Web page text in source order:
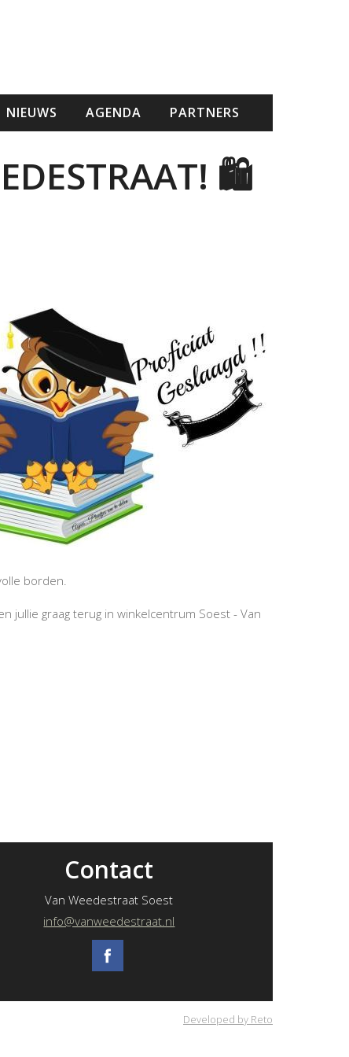
NIEUWS AGENDA PARTNERS
🛍️
borden.
jullie graag terug in winkelcentrum Soest - Van
Contact
Van Weedestraat Soest
info@vanweedestraat.nl
Developed by Reto